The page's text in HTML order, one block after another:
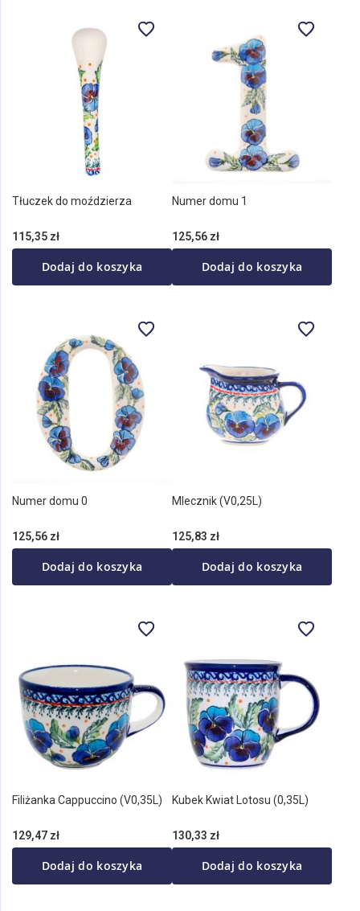
Tłuczek do moździerza
115,35 zł
Dodaj do koszyka
Numer domu 1
125,56 zł
Dodaj do koszyka
Numer domu 0
125,56 zł
Dodaj do koszyka
Mlecznik (V0,25L)
125,83 zł
Dodaj do koszyka
Filiżanka Cappuccino (V0,35L)
129,47 zł
Dodaj do koszyka
Kubek Kwiat Lotosu (0,35L)
130,33 zł
Dodaj do koszyka